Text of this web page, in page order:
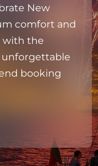
New
comfort and
with the
booking